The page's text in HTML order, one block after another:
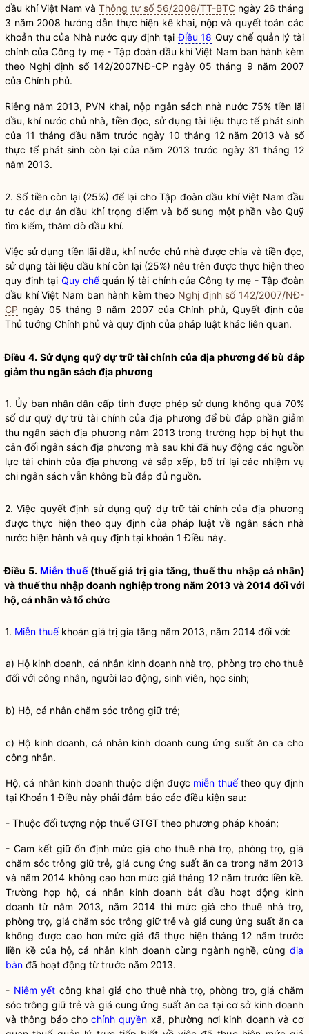
dầu khí Việt Nam vàThông tư số 56/2008/TT-BTCngày 26 tháng
3 năm 2008 hướng dẫn thực hiện kê khai, nộp và quyết toán các
khoản thu của Nhà nước quy định tạiĐiều 18 Quy chếquản lý tài
chính của Công ty mẹ - Tập đoàn dầu khí Việt Nam ban hành kèm
theo Nghị định số 142/2007NĐ-CP ngày 05 tháng 9 năm 2007
của Chính phủ.
Riêng năm 2013, PVN khai, nộp ngân sách nhà nước 75% tiền lãi
dầu, khí nước chủ nhà, tiền đọc, sử dụng tài liệu thực tế phát sinh
của 11 tháng đầu năm trước ngày 10 tháng 12 năm 2013 và số
thực tế phát sinh còn lại của năm 2013 trước ngày 31 tháng 12
năm 2013.
2. Số tiền còn lại (25%) để lại cho Tập đoàn dầu khí Việt Nam đầu
tư các dự án dầu khí trọng điểm và bổ sung một phần vào Quỹ
tìm kiếm, thăm dò dầu khí.
Việc sử dụng tiền lãi dầu, khí nước chủ nhà được chia và tiền đọc,
sử dụng tài liệu dầu khí còn lại (25%) nêu trên được thực hiện theo
quy định tại Quy chếquản lý tài chính của Công ty mẹ - Tập đoàn
dầu khí Việt Nam ban hành kèm theo Nghị định số 142/2007/NĐ-
CP ngày 05 tháng 9 năm 2007 của Chính phủ, Quyết định của
Thủ tướng Chính phủ và quy định của pháp luật khác liên quan.
Điều 4. Sử dụng quỹ dự trữ tài chính của địa phương để bù đắp
giảm thu ngân sách địa phương
1. Ủy ban nhân dân cấp tỉnh được phép sử dụng không quá 70%
số dư quỹ dự trữ tài chính của địa phương để bù đắp phần giảm
thu ngân sách địa phương năm 2013 trong trường hợp bị hụt thu
cân đối ngân sách địa phương mà sau khi đã huy động các nguồn
lực tài chính của địa phương và sắp xếp, bố trí lại các nhiệm vụ
chi ngân sách vẫn không bù đắp đủ nguồn.
2. Việc quyết định sử dụng quỹ dự trữ tài chính của địa phương
được thực hiện theo quy định của pháp luật về ngân sách nhà
nước hiện hành và quy định tại khoản 1 Điều này.
Điều 5. Miễn thuế(thuế giá trị gia tăng, thuế thu nhập cá nhân)
và thuế thu nhập doanh nghiệp trong năm 2013 và 2014 đối với
hộ, cá nhân và tổ chức
1. Miễn thuếkhoán giá trị gia tăng năm 2013, năm 2014 đối với:
a) Hộ kinh doanh, cá nhân kinh doanh nhà trọ, phòng trọ cho thuê
đối với công nhân, người lao động, sinh viên, học sinh;
b) Hộ, cá nhân chăm sóc trông giữ trẻ;
c) Hộ kinh doanh, cá nhân kinh doanh cung ứng suất ăn ca cho
công nhân.
Hộ, cá nhân kinh doanh thuộc diện được miễn thuếtheo quy định
tại Khoản 1 Điều này phải đảm bảo các điều kiện sau:
- Thuộc đối tượng nộp thuế GTGT theo phương pháp khoán;
- Cam kết giữ ổn định mức giá cho thuê nhà trọ, phòng trọ, giá
chăm sóc trông giữ trẻ, giá cung ứng suất ăn ca trong năm 2013
và năm 2014 không cao hơn mức giá tháng 12 năm trước liền kề.
Trường hợp hộ, cá nhân kinh doanh bắt đầu hoạt động kinh
doanh từ năm 2013, năm 2014 thì mức giá cho thuê nhà trọ,
phòng trọ, giá chăm sóc trông giữ trẻ và giá cung ứng suất ăn ca
không được cao hơn mức giá đã thực hiện tháng 12 năm trước
liền kề của hộ, cá nhân kinh doanh cùng ngành nghề, cùng địa
bàn đã hoạt động từ trước năm 2013.
- Niêm yết công khai giá cho thuê nhà trọ, phòng trọ, giá chăm
sóc trông giữ trẻ và giá cung ứng suất ăn ca tại cơ sở kinh doanh
và thông báo cho chính quyền xã, phường nơi kinh doanh và cơ